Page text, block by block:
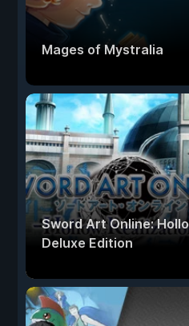
Mages of Mystralia
Sword Art Online:
Deluxe Edition